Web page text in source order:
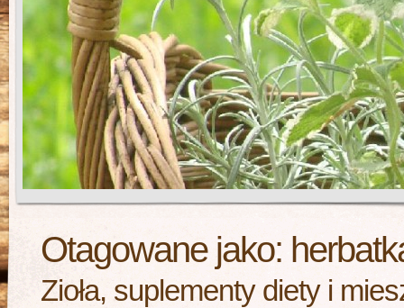
Otagowane jako:
Zioła, suplementy diety i